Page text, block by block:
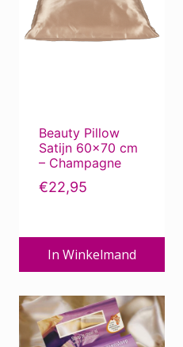
Beauty Pillow
Satijn 60×70 cm
– Champagne
€22,95
In Winkelmand